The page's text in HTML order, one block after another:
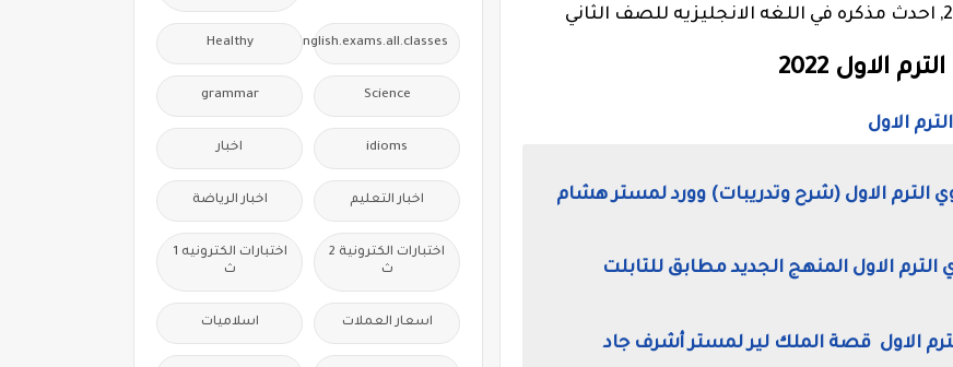
2022، مذكرة انجليزي ثانية ثانوي ترم اول 2022, احدث مذكره في اللغه الانجليزيه للصف الثاني
الاول 2022
الاول
الترم الاول (شرح وتدريبات) وورد لمستر هشام
الترم الاول المنهج الجديد مطابق للتابلت
الاول قصة الملك لير لمستر أشرف جاد
Free.English.exams.all.classes
Healthy
Science
grammar
idioms اخبار
اخبار التعليم اخبار الرياضة
اختبارات الكترونية 2
ث
اختبارات الكترونيه 1
ث
اسعار العملات اسلاميات